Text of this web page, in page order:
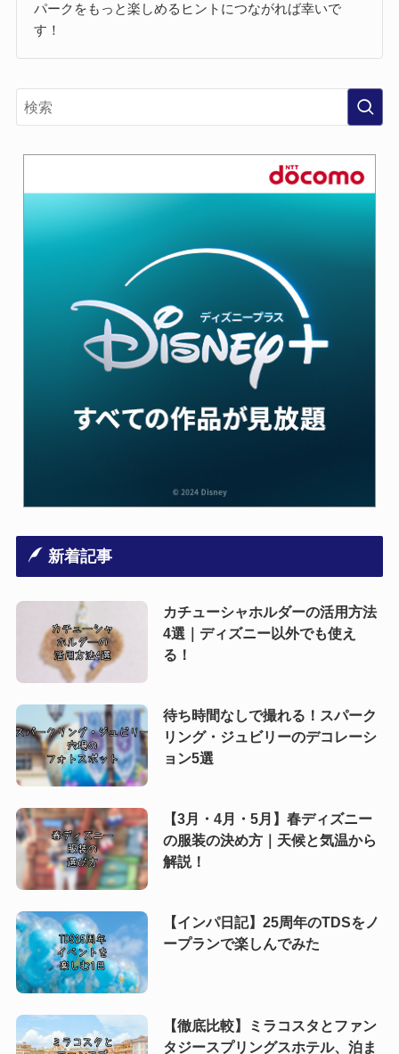
パークをもっと楽しめるヒントにつながれば幸いで
す！
新着記事
カチューシャホルダーの活用方法
4選｜ディズニー以外でも使え
る！
待ち時間なしで撮れる！スパーク
リング・ジュビリーのデコレーシ
ョン5選
【3月・4月・5月】春ディズニー
の服装の決め方｜天候と気温から
解説！
【インパ日記】25周年のTDSをノ
ープランで楽しんでみた
【徹底比較】ミラコスタとファン
タジースプリングスホテル、泊ま